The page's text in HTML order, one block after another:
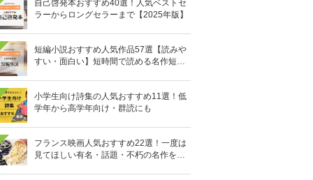
自己啓発本おすすめ40選！人気ベストセ
ラーからロングセラーまで【2025年版】
短編小説おすすめ人気作品57選【読みや
すい・面白い】短時間で読める名作短編
小学生向け詩集の人気おすすめ11選！低
学年から高学年向け・群読にも
フランス映画人気おすすめ22選！一度は
見てほしい有名・話題・不朽の名作を厳